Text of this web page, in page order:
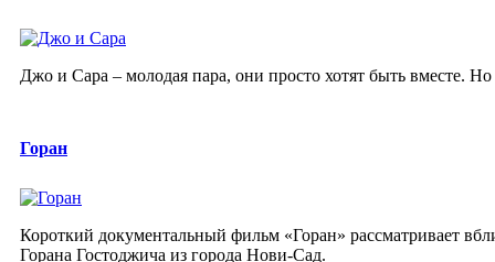
Джо и Сара – молодая пара, они просто хотят быть вместе.
Горан
Короткий документальный фильм «Горан» рассматривает
Горана Гостоджича из города Нови-Сад.